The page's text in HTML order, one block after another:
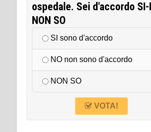
ospedale. Sei d'accordo SI-
NON SO
SI sono d'accordo
NO non sono d'accordo
NON SO
VOTA!